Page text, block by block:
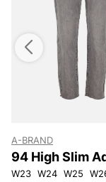
A-BRAND
94 High Slim
Vintage Black
W23 W24 W25